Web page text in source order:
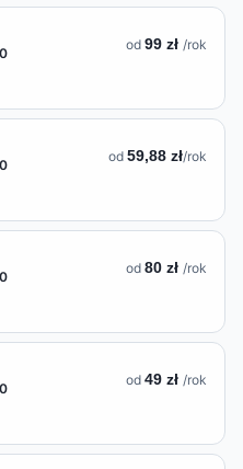
od 99 zł /rok
od 59,88 zł/rok
od 80 zł /rok
od 49 zł /rok